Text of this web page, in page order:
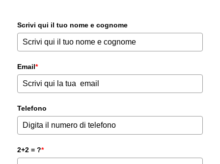
Scrivi qui il tuo nome e cognome
Email*
Telefono
2+2 = ?*